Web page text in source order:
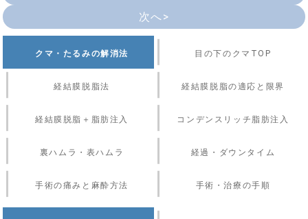
次へ>
クマ・たるみの解消法 目の下のクマTOP
経結膜脱脂法 経結膜脱脂の適応と限界
経結膜脱脂＋脂肪注入 コンデンスリッチ脂肪注入
裏ハムラ・表ハムラ 経過・ダウンタイム
手術の痛みと麻酔方法 手術・治療の手順